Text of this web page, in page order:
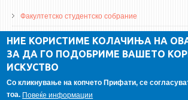
Факултетско студентско собрание
ДА Винчи магазин
Алумни асоцијација
НИЕ КОРИСТИМЕ КОЛАЧИЊА НА
ЗА ДА ГО ПОДОБРИМЕ ВАШЕТО
ИСКУСТВО
Со кликнување на копчето Прифати, се
тоа. Повеќе информации